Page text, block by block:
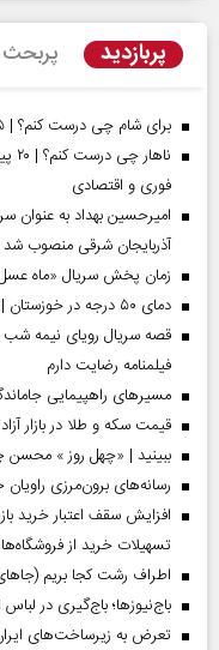
پربازدید پربحث
برای شام چی درست کنم؟ | ۲۵ ایده خوشمزه، ساده و فوری برای شام امشب
فوری و اقتصادی
امیرحسین بهداد به
آذربایجان شرقی منصوب شد
زمان پخش سریال «ماه
دمای ۵۰ درجه در خوزستان | احتمال بارش‌های سیل‌آسا در ۳ استان
قصه سریال رویای نیمه
فیلمنامه رضایت دارم
مسیر‌های راهپیمایی
قیمت سکه و طلا در بازار آزاد در ۱۰
ببینید | «چهل روز »
رسانه‌های برون‌مرزی راویان
افزایش سقف اعتبار خرید
تسهیلات خرید از فروشگاه‌ها
اطراف رشت کجا بریم
باج‌نیوزها؛ باج‌گیری در
تعرض به زیرساخت‌های